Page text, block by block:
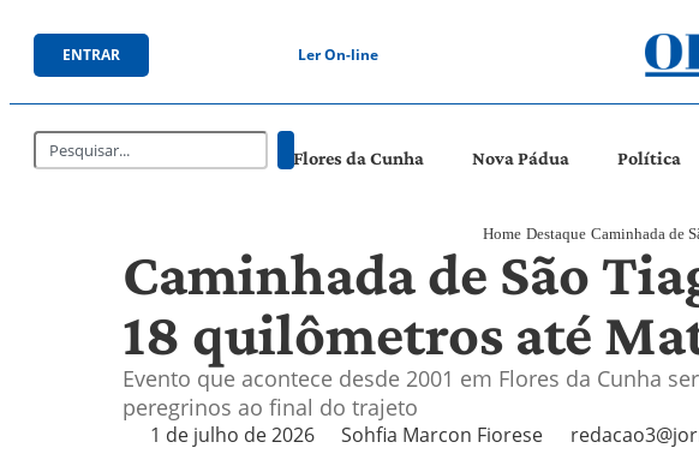
ENTRAR Ler On-line
Flores da Cunha Nova Pádua Política
Home Destaque Caminhada de
Caminhada de São
18 quilômetros até
Evento que acontece desde 2001 em Flores da Cunha
peregrinos ao final do trajeto
1 de julho de 2026 Sohfia Marcon Fiorese